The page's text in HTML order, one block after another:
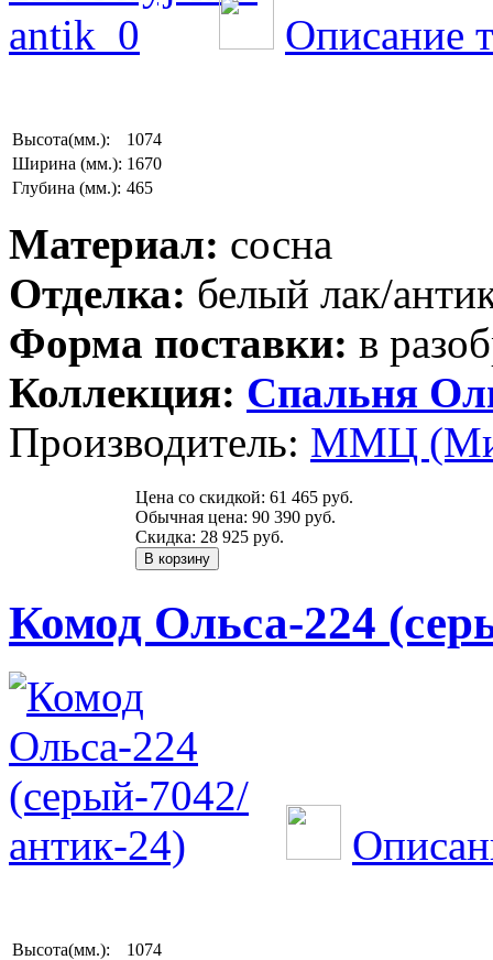
Описание
Высота(мм.):
1074
Ширина (мм.): 1670
Глубина (мм.): 465
Материал: сосна
Отделка: белый лак/
Форма поставки: в
Коллекция: Спальня
Производитель: ММЦ
Цена со скидкой: 61 465 руб.
Обычная цена: 90 390 руб.
Скидка: 28 925 руб.
Комод Ольса-224
Высота(мм.):
1074